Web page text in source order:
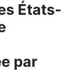
États-
par